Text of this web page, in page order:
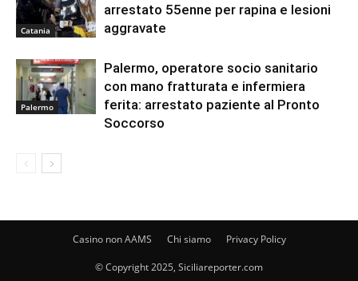
Catania
arrestato 55enne per rapina e lesioni
aggravate
Palermo
Palermo, operatore socio sanitario
con mano fratturata e infermiera
ferita: arrestato paziente al Pronto
Soccorso
Casino non AAMS Chi siamo Privacy Policy
© Copyright 2025, Siciliareporter.com